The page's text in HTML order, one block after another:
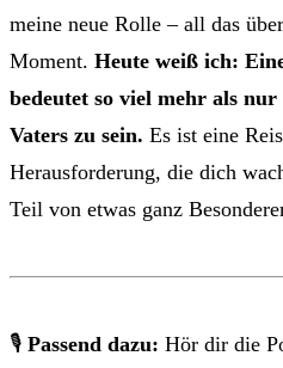
meine neue Rolle – all das
Moment. Heute weiß ich:
bedeutet so viel mehr als
Vaters zu sein. Es ist eine
Herausforderung, die dich
Teil von etwas ganz
🎙 Passend dazu: Hör dir die